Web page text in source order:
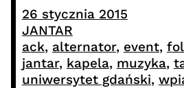
26 stycznia 2015
JANTAR
ack, alternator, event,
jantar, kapela, muzyka,
uniwersytet gdański,